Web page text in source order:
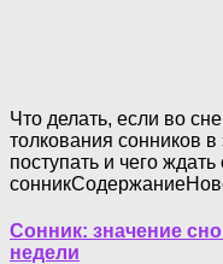
Что делать, если во
толкования сонников в
поступать и чего
Сонник: значение
недели